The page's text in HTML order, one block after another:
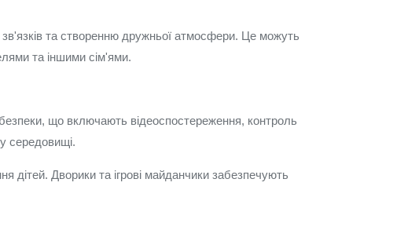
зв'язків та створенню дружньої атмосфери. Це можуть
та іншими сім'ями.
що включають відеоспостереження, контроль
середовищі.
дітей. Дворики та ігрові майданчики забезпечують